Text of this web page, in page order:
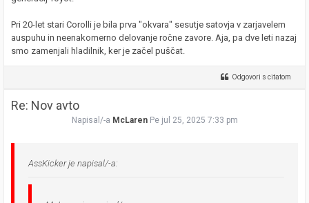
Pri 20-let stari Corolli je bila prva "okvara" sesutje satovja v zarjavelem
auspuhu in neenakomerno delovanje ročne zavore. Aja, pa dve leti nazaj
smo zamenjali hladilnik, ker je začel puščat.
Odgovori s citatom
Re: Nov avto
Napisal/-a McLaren Pe jul 25, 2025 7:33 pm
AssKicker je napisal/-a: